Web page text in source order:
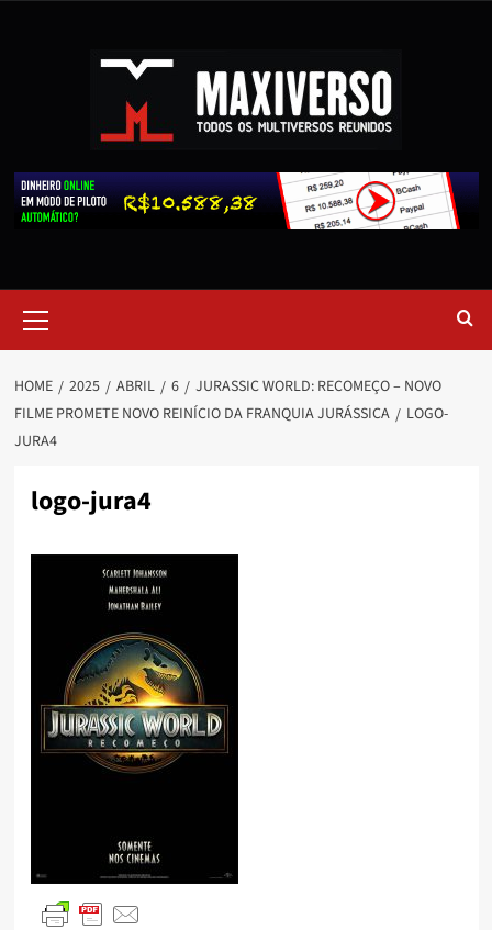
HOME 2025 ABRIL 6
JURASSIC WORLD: RECOMEÇO – NOVO
FILME PROMETE NOVO REINÍCIO DA FRANQUIA JURÁSSICA
LOGO-
JURA4
logo-jura4